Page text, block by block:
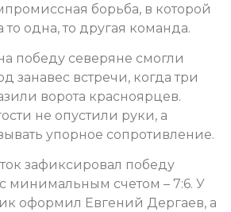
борьба, в которой
одна, то другая команда.
победу северяне смогли
занавес встречи, когда три
ворота красноярцев.
не опустили руки, а
упорное сопротивление.
зафиксировал победу
минимальным счетом – 7:6. У
оформил Евгений Дергаев, а